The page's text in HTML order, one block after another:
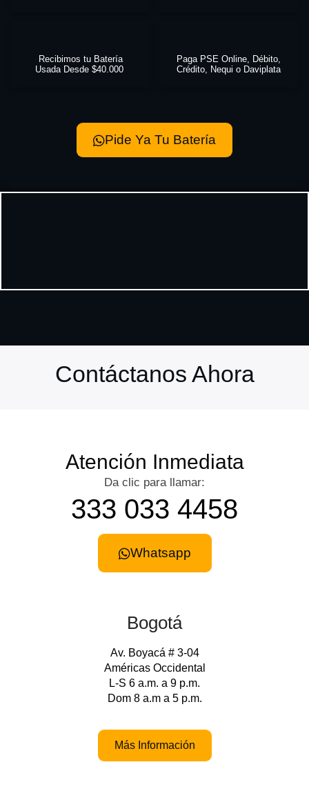
Recibimos tu Batería
Usada Desde $40.000
Paga PSE Online, Débito,
Crédito, Nequi o Daviplata
Pide Ya Tu Batería
Contáctanos Ahora
Atención Inmediata
Da clic para llamar:
333 033 4458
Whatsapp
Bogotá
Av. Boyacá # 3-04
Américas Occidental
L-S 6 a.m. a 9 p.m.
Dom 8 a.m a 5 p.m.
Más Información